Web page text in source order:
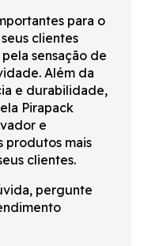
para o
clientes
sensação de
Além da
e durabilidade,
Pirapack
e
produtos mais
clientes.
pergunte